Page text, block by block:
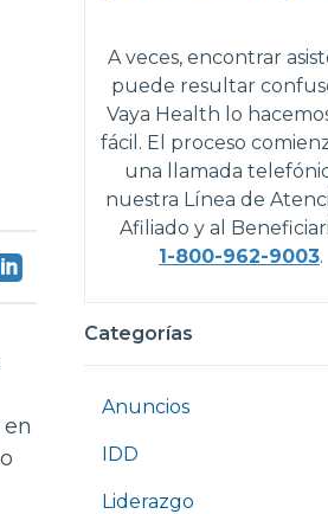
A veces, encontrar
puede resultar
Vaya Health lo
fácil. El proceso
una llamada
nuestra Línea de
Afiliado y al
1-800-962-9003.
Categorías
Anuncios
IDD
Liderazgo